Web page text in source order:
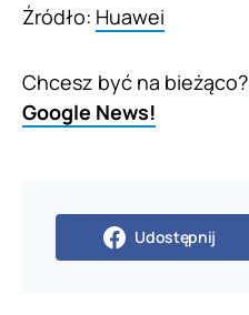
Źródło: Huawei
Chcesz być na bieżąco?
Google News!
Udostępnij